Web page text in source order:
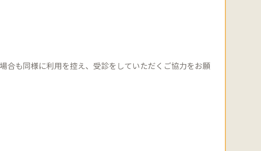
合も同様に利用を控え、受診をしていただくご協力をお願